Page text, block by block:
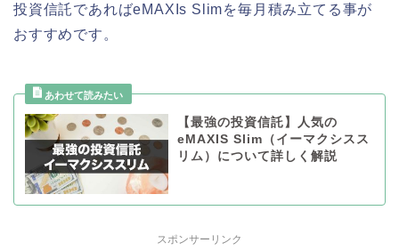
投資信託であればeMAXIs Slimを毎月積み立てる事が
おすすめです。
【最強の投資信託】人気の
eMAXIS Slim（イーマクシスス
リム）について詳しく解説
スポンサーリンク